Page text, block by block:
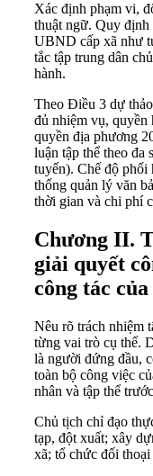
Xác định phạm vi,
thuật ngữ. Quy định
UBND cấp xã như
tắc tập trung dân
hành.
Theo Điều 3 dự
đủ nhiệm vụ,
quyền địa phương
luận tập thể theo đa
tuyến). Chế độ
thống quản lý văn
thời gian và chi phí
Chương II.
giải quyết
công tác
Nêu rõ trách nhiệm
từng vai trò cụ thể.
là người đứng đầu,
toàn bộ công việc
nhân và tập thể
Chủ tịch chỉ đạo
tạp, đột xuất; xây
xã; tổ chức đối